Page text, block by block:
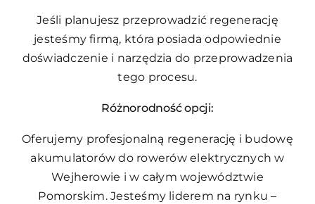
Jeśli planujesz przeprowadzić regenerację
jesteśmy firmą, która posiada odpowiednie
doświadczenie i narzędzia do przeprowadzenia
tego procesu.
Różnorodność opcji:
Oferujemy profesjonalną regenerację i budowę
akumulatorów do rowerów elektrycznych w
Wejherowie i w całym województwie
Pomorskim. Jesteśmy liderem na rynku –